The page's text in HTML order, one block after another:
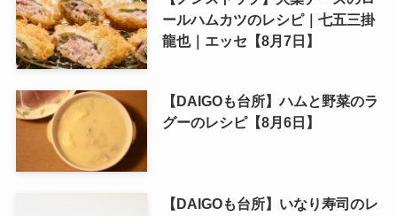
ールハムカツのレシピ｜七五三掛
龍也｜エッセ【8月7日】
【DAIGOも台所】ハムと野菜のラ
グーのレシピ【8月6日】
【DAIGOも台所】いなり寿司のレ